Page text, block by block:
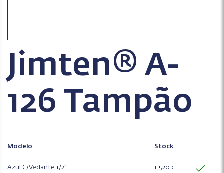
Jimten® A-
126 Tampão
Modelo Stock
Azul C/Vedante 1/2" 1,520 €